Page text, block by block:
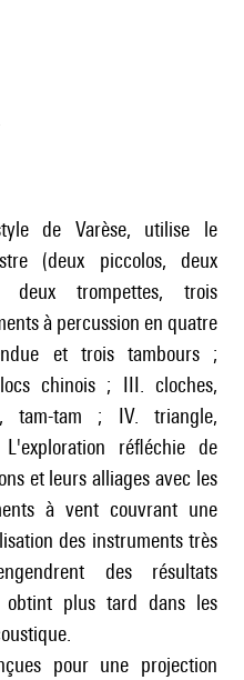
de Varèse, utilise le
(deux piccolos, deux
deux trompettes, trois
à percussion en quatre
et trois tambours ;
chinois ; III. cloches,
tam-tam ; IV. triangle,
réfléchie de
et leurs alliages avec les
à vent couvrant une
des instruments très
des résultats
obtint plus tard dans les
pour une projection